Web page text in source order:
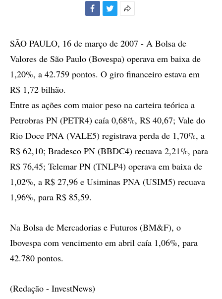
compartilhamento
SÃO PAULO, 16 de março de 2007 - A Bolsa de
Valores de São Paulo (Bovespa) operava em baixa de
1,20%, a 42.759 pontos. O giro financeiro estava em
R$ 1,72 bilhão.
Entre as ações com maior peso na carteira teórica a
Petrobras PN (PETR4) caía 0,68%, R$ 40,67; Vale do
Rio Doce PNA (VALE5) registrava perda de 1,70%, a
R$ 62,10; Bradesco PN (BBDC4) recuava 2,21%, para
R$ 76,45; Telemar PN (TNLP4) operava em baixa de
1,02%, a R$ 27,96 e Usiminas PNA (USIM5) recuava
1,96%, para R$ 85,59.
Na Bolsa de Mercadorias e Futuros (BM&F), o
Ibovespa com vencimento em abril caía 1,06%, para
42.780 pontos.
(Redação - InvestNews)